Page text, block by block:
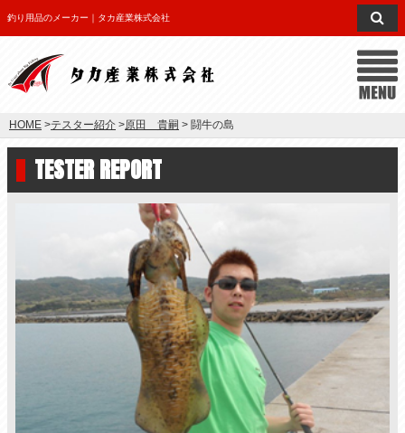
釣り用品のメーカー｜タカ産業株式会社
HOME >テスター紹介 >原田 貴嗣 > 闘牛の島
TESTER REPORT